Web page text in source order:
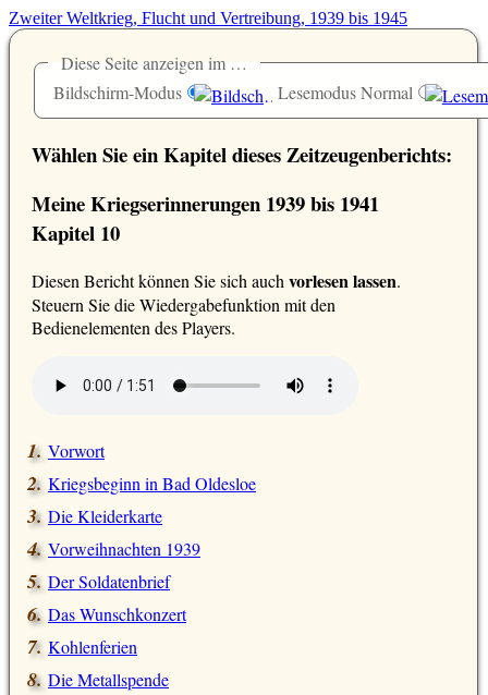
Zweiter Weltkrieg, Flucht und Vertreibung, 1939 bis 1945
Diese Seite anzeigen im …
Bildschirm-Modus
Lesemodus Normal
Wählen Sie ein Kapitel dieses Zeitzeugenberichts:
Meine Kriegserinnerungen 1939 bis 1941
Kapitel 10
Diesen Bericht können Sie sich auch vorlesen lassen.
Steuern Sie die Wiedergabefunktion mit den
Bedienelementen des Players.
Vorwort
Kriegsbeginn in Bad Oldesloe
Die Kleiderkarte
Vorweihnachten 1939
Der Soldatenbrief
Das Wunschkonzert
Kohlenferien
Die Metallspende